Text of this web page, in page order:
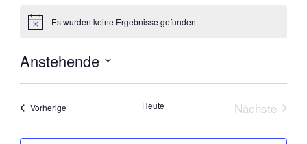
HinweisEs wurden keine Ergebnisse gefunden.
Anstehende
VorherigeVeranstaltungen Heute
Nächste